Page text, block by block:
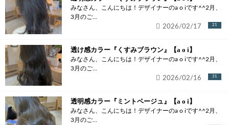
みなさん、こんにちは！デザイナーのa o iです^^2月、
3月のご...
21
2026/02/17
透け感カラー『くすみブラウン』【a o i】
みなさん、こんにちは！デザイナーのa o iです^^2月、
3月のご...
31
2026/02/16
透明感カラー『ミントベージュ』【a o i】
みなさん、こんにちは！デザイナーのa o iです^^2月、
3月のご...